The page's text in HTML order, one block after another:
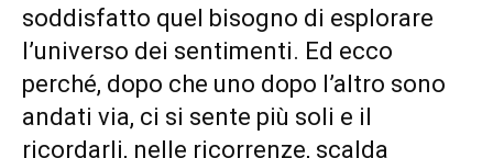
soddisfatto quel bisogno di esplorare
l’universo dei sentimenti. Ed ecco
perché, dopo che uno dopo l’altro sono
andati via, ci si sente più soli e il
ricordarli, nelle ricorrenze, scalda